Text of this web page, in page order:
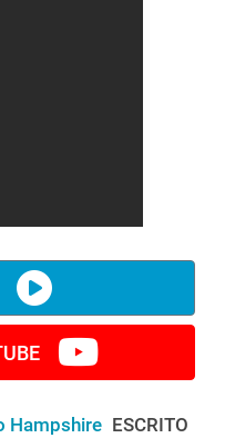
Hampshire ESCRITO